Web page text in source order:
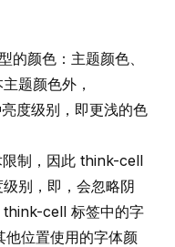
颜色：主题颜色、
题颜色外，
度级别，即更浅的色
制，因此 think-cell
别，即，会忽略阴
think-cell 标签中的字
位置使用的字体颜